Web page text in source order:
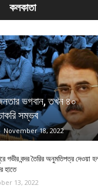
কলকাতা
ভগবান, তখন ৪০
সম্ভব
November 18, 2022
গভীর বন্দর তৈরির অনুমতিপত্র দেওয়া
হাতে
13, 2022